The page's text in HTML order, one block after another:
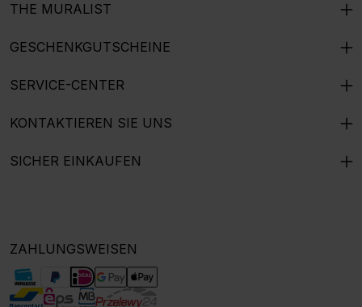
THE MURALIST
GESCHENKGUTSCHEINE
SERVICE-CENTER
KONTAKTIEREN SIE UNS
SICHER EINKAUFEN
ZAHLUNGSWEISEN